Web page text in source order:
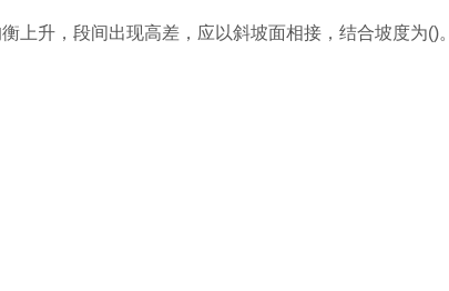
上升，段间出现高差，应以斜坡面相接，结合坡度为()。